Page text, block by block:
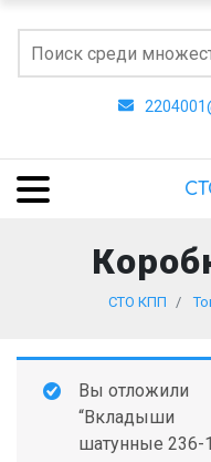
СТО КПП
Вы отложили
“Вкладыши
шатунные 236-